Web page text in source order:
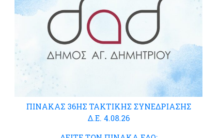
ΠΙΝΑΚΑΣ 36ΗΣ ΤΑΚΤΙΚΗΣ ΣΥΝΕΔΡΙΑΣΗΣ
Δ.Ε. 4.08.26